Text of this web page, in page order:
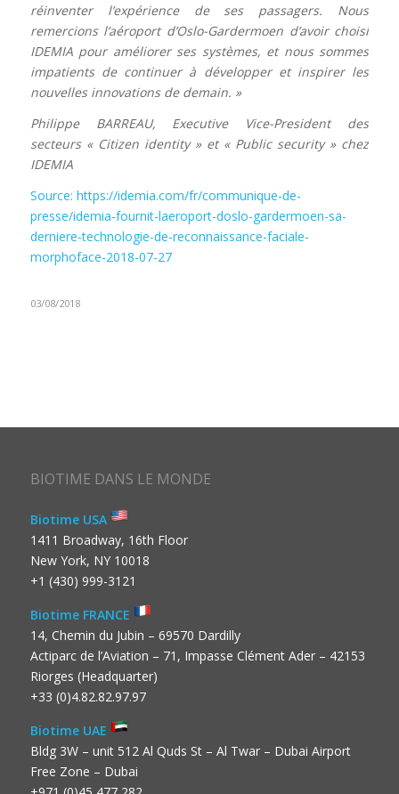
réinventer l’expérience de ses passagers. Nous
remercions l’aéroport d’Oslo-Gardermoen d’avoir choisi
IDEMIA pour améliorer ses systèmes, et nous sommes
impatients de continuer à développer et inspirer les
nouvelles innovations de demain. »
Philippe BARREAU, Executive Vice-President des
secteurs « Citizen identity » et « Public security » chez
IDEMIA
Source: https://idemia.com/fr/communique-de-
presse/idemia-fournit-laeroport-doslo-gardermoen-sa-
derniere-technologie-de-reconnaissance-faciale-
morphoface-2018-07-27
03/08/2018
BIOTIME DANS LE MONDE
Biotime USA
1411 Broadway, 16th Floor
New York, NY 10018
+1 (430) 999-3121
Biotime FRANCE
14, Chemin du Jubin – 69570 Dardilly
Actiparc de l’Aviation – 71, Impasse Clément Ader – 42153
Riorges (Headquarter)
+33 (0)4.82.82.97.97
Biotime UAE
Bldg 3W – unit 512 Al Quds St – Al Twar – Dubai Airport
Free Zone – Dubai